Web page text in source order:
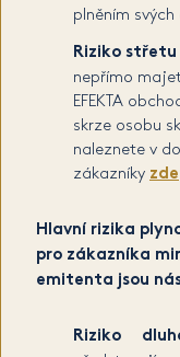
plněním
Riziko střetu
nepřímo
EFEKTA
skrze osobu
naleznete v
zákazníky zde
Hlavní rizika
pro zákazníka
emitenta jsou
Riziko